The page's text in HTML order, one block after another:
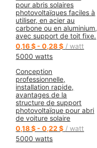
pour abris solaires
photovoltaïques faciles à
utiliser, en acier au
carbone ou en aluminium,
avec support de toit fixe.
0,16 $ - 0,28 $ / watt
5000 watts
Conception
professionnelle,
installation rapide,
avantages de la
structure de support
photovoltaïque pour abri
de voiture solaire
0,18 $ - 0,22 $ / watt
5000 watts